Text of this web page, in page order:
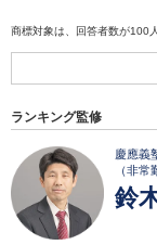
商標対象は、回答者数が100
ランキング監修
慶應義
（非常
鈴